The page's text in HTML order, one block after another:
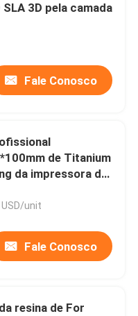
SLA 3D pela camada
Fale Conosco
de Titanium
da impressora do
laser do cobalto
unit
Fale Conosco
resina de For